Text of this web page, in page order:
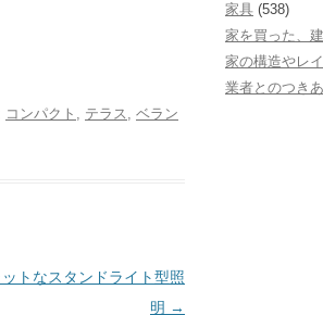
コンパクト , テラス , ベラン
トなスタンドライト型照
明 →
家具 (538)
家を買った、
家の構造やレ
業者とのつき